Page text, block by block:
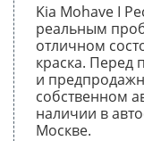
Kia Mohave I
реальным
отличном
краска. Перед
и
собственном
наличии в
Москве.